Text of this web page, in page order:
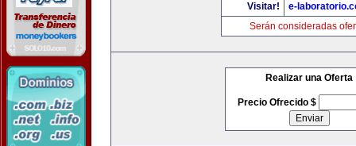
Visitar!
e-
Serán consideradas
Realizar una Oferta
Precio Ofrecido $